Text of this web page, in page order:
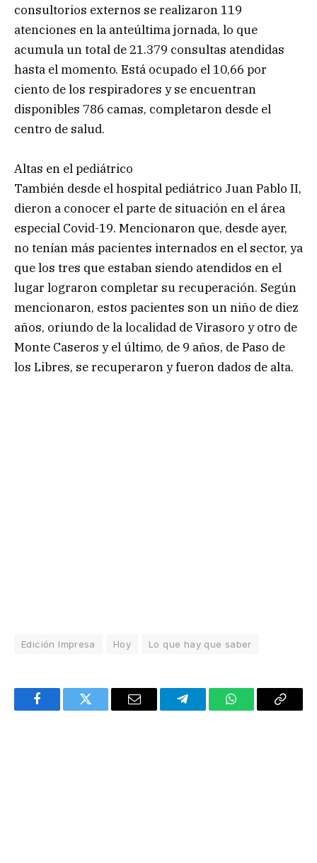
consultorios externos se realizaron 119
atenciones en la anteúltima jornada, lo que
acumula un total de 21.379 consultas atendidas
hasta el momento. Está ocupado el 10,66 por
ciento de los respiradores y se encuentran
disponibles 786 camas, completaron desde el
centro de salud.
Altas en el pediátrico
También desde el hospital pediátrico Juan Pablo II,
dieron a conocer el parte de situación en el área
especial Covid-19. Mencionaron que, desde ayer,
no tenían más pacientes internados en el sector, ya
que los tres que estaban siendo atendidos en el
lugar lograron completar su recuperación. Según
mencionaron, estos pacientes son un niño de diez
años, oriundo de la localidad de Virasoro y otro de
Monte Caseros y el último, de 9 años, de Paso de
los Libres, se recuperaron y fueron dados de alta.
Edición Impresa Hoy Lo que hay que saber
FacebookTwitter Email TelegramWhatsAppCopy